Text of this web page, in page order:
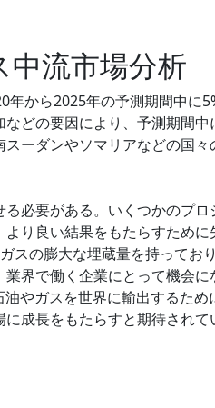
流市場分析
から2025年の予測期間中に
どの要因により、予測期間
ーダンやソマリアなどの国
必要がある。いくつかのプ
り良い結果をもたらすために
スの膨大な埋蔵量を持ってお
界で働く企業にとって機会
やガスを世界に輸出するた
成長をもたらすと期待されて